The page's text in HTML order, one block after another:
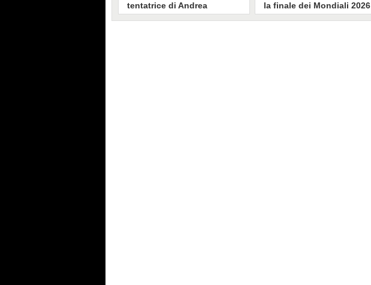
tentatrice di Andrea
Petraroli a Temptation
la finale dei Mondiali 2026
Spagna-Argentina